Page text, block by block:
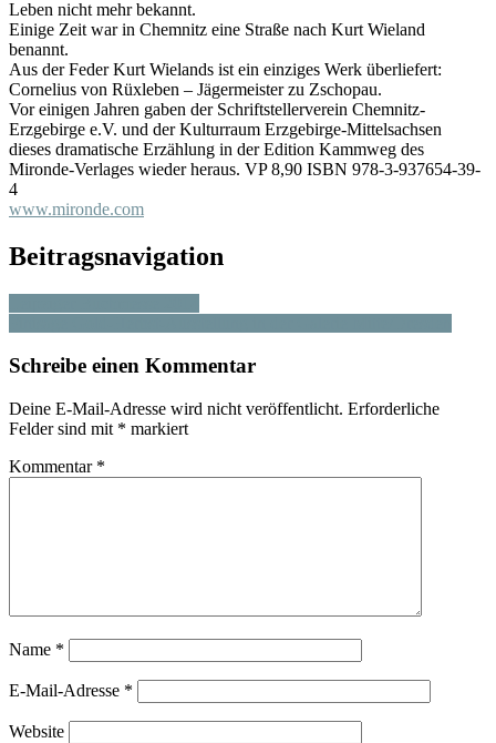
Leben nicht mehr bekannt.
Einige Zeit war in Chemnitz eine Straße nach Kurt Wieland
benannt.
Aus der Feder Kurt Wielands ist ein einziges Werk überliefert:
Cornelius von Rüxleben – Jägermeister zu Zschopau.
Vor einigen Jahren gaben der Schriftstellerverein Chemnitz-
Erzgebirge e.V. und der Kulturraum Erzgebirge-Mittelsachsen
dieses dramatische Erzählung in der Edition Kammweg des
Mironde-Verlages wieder heraus. VP 8,90 ISBN 978-3-937654-39-
4
www.mironde.com
Beitragsnavigation
Schreibe einen Kommentar
Deine E-Mail-Adresse wird nicht veröffentlicht. Erforderliche
Felder sind mit * markiert
Kommentar *
Name *
E-Mail-Adresse *
Website